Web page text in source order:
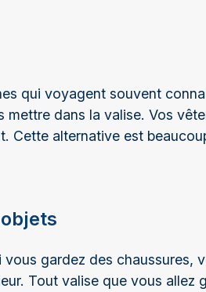
qui voyagent souvent
dans la valise. Vos
Cette alternative est
gardez des chaussures,
Tout valise que vous allez